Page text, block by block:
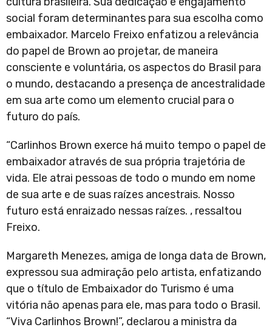
social foram determinantes para sua escolha como
embaixador. Marcelo Freixo enfatizou a relevância
do papel de Brown ao projetar, de maneira
consciente e voluntária, os aspectos do Brasil para
o mundo, destacando a presença de ancestralidade
em sua arte como um elemento crucial para o
futuro do país.
“Carlinhos Brown exerce há muito tempo o papel de
embaixador através de sua própria trajetória de
vida. Ele atrai pessoas de todo o mundo em nome
de sua arte e de suas raízes ancestrais. Nosso
futuro está enraizado nessas raízes. , ressaltou
Freixo.
Margareth Menezes, amiga de longa data de Brown,
expressou sua admiração pelo artista, enfatizando
que o título de Embaixador do Turismo é uma
vitória não apenas para ele, mas para todo o Brasil.
“Viva Carlinhos Brown!”, declarou a ministra da